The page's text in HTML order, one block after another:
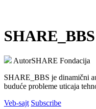
SHARE_BBS
AutorSHARE Fondacija
SHARE_BBS je dinamični
buduće probleme uticaja
Veb-sajt Subscribe